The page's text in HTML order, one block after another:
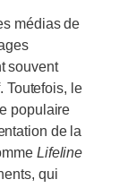
médias de
souvent
Toutefois, le
populaire
de la
Lifeline
qui